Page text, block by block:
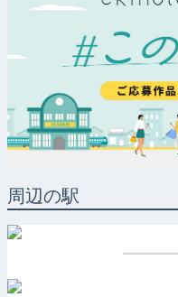
周辺の駅